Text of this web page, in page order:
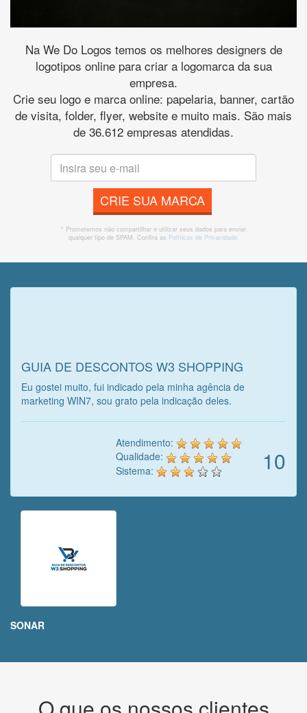
Na We Do Logos temos os melhores designers de
logotipos online para criar a logomarca da sua
empresa.
Crie seu logo e marca online: papelaria, banner, cartão
de visita, folder, flyer, website e muito mais. São mais
de 36.612 empresas atendidas.
CRIE SUA MARCA
* Prometemos não compartilhar e utilizar seus dados para enviar
qualquer tipo de SPAM. Confira as Políticas de Privacidade.
GUIA DE DESCONTOS W3 SHOPPING
Eu gostei muito, fui indicado pela minha agência de
marketing WIN7, sou grato pela indicação deles.
10
Atendimento:
Qualidade:
Sistema:
SONAR